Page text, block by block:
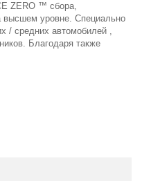
ZERO ™ сбора,
высшем уровне. Специально
/ средних автомобилей ,
Благодаря также